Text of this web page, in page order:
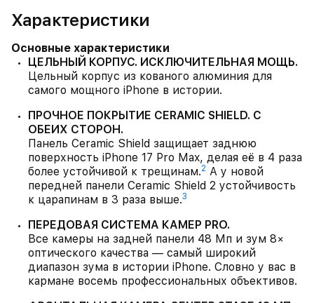
Характеристики
Основные характеристики
ЦЕЛЬНЫЙ КОРПУС. ИСКЛЮЧИТЕЛЬНАЯ МОЩЬ.
Цельный корпус из кованого алюминия для
самого мощного iPhone в истории.
ПРОЧНОЕ ПОКРЫТИЕ CERAMIC SHIELD. С
ОБЕИХ СТОРОН.
Панель Ceramic Shield защищает заднюю
поверхность iPhone 17 Pro Max, делая её в 4 раза
более устойчивой к трещинам.2 А у новой
передней панели Ceramic Shield 2 устойчивость
к царапинам в 3 раза выше.3
ПЕРЕДОВАЯ СИСТЕМА КАМЕР PRO.
Все камеры на задней панели 48 Мп и зум 8×
оптического качества — самый широкий
диапазон зума в истории iPhone. Словно у вас в
кармане восемь профессиональных объективов.